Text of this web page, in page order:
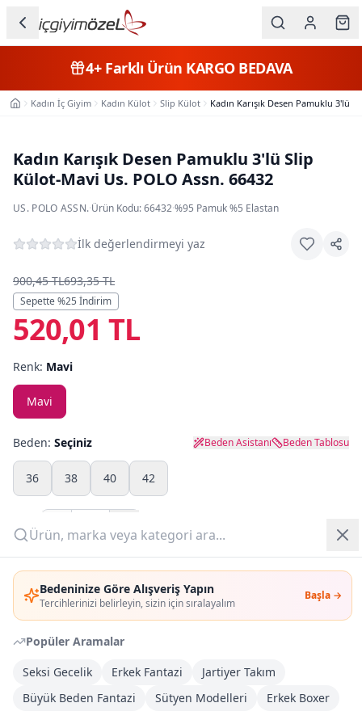
Bedeninize Göre Alışveriş Yapın
Tercihlerinizi belirleyin, sizin için sıralayalım
Başla →
Popüler Aramalar
Seksi Gecelik
Erkek Fantazi
Jartiyer Takım
Büyük Beden Fantazi
Sütyen Modelleri Erkek Boxer
Kategorileri
Erkek
Çocuk
Beden
Markalar
Plaj & Mayo
Yazlık Pijama
Yeni Gelenler
Giriş Yap
Üye Ol
4+Farklı Ürün KARGO BEDAVA
Ana SayfaKadın İç Giyim Kadın Külot Slip Külot Kadın Karışık Desen Pamuklu 3'lü
Kadın Karışık Desen Pamuklu 3'lü Slip
Külot-Mavi Us. POLO Assn. 66432
US. POLO ASSN.·Ürün Kodu:66432·%95 Pamuk %5 Elastan
İlk değerlendirmeyi yaz
900,45 TL693,35 TL
Sepette %25 İndirim
520,01 TL
Renk: Mavi
Mavi
Beden: Seçiniz Beden Asistanı Beden Tablosu
36 38 40 42
Adet:
Sepete Ekle
Şimdi Al
DHL Kargoya Teslim